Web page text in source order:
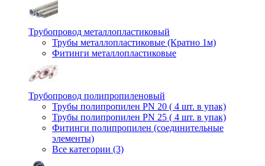
Трубопровод металлопластиковый
Трубы металлопластиковые (Кратно 1м)
Фитинги металлопластиковые
Трубопровод полипропиленовый
Трубы полипропилен PN 20 ( 4 шт. в упак)
Трубы полипропилен PN 25 ( 4 шт. в упак)
Фитинги полипропилен (cоединительные
элементы)
Все категории (3)